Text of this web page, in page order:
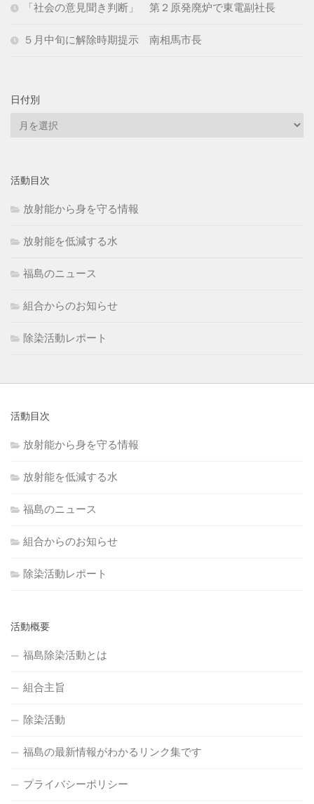
「社会の意見聞き判断」 第２原発廃炉で東電副社長
５月中旬に解除時期提示 南相馬市長
日付別
活動目次
放射能から身を守る情報
放射能を低減する水
福島のニュース
組合からのお知らせ
除染活動レポート
活動目次
放射能から身を守る情報
放射能を低減する水
福島のニュース
組合からのお知らせ
除染活動レポート
活動概要
福島除染活動とは
組合主旨
除染活動
福島の最新情報がわかるリンク集です
プライバシーポリシー